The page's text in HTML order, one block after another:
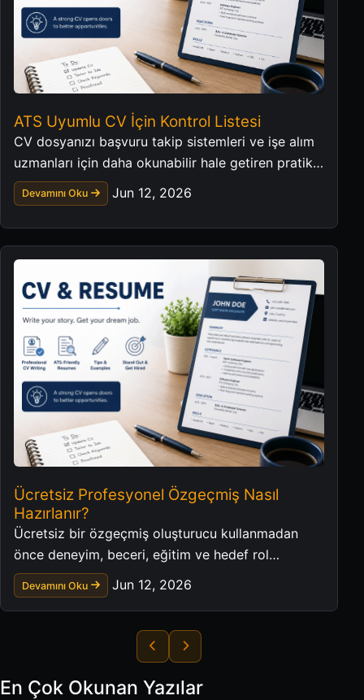
ATS Uyumlu CV İçin Kontrol Listesi
CV dosyanızı başvuru takip sistemleri ve işe alım
uzmanları için daha okunabilir hale getiren pratik
adımlar.
Devamını Oku Jun 12, 2026
Ücretsiz Profesyonel Özgeçmiş Nasıl
Hazırlanır?
Ücretsiz bir özgeçmiş oluşturucu kullanmadan
önce deneyim, beceri, eğitim ve hedef rol
bilgilerini nasıl düzenleyeceğinizi öğrenin.
Devamını Oku Jun 12, 2026
En Çok Okunan Yazılar